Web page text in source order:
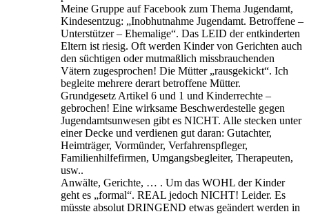
Meine Gruppe auf Facebook zum Thema Jugendamt,
Kindesentzug: „Inobhutnahme Jugendamt. Betroffene –
Unterstützer – Ehemalige“. Das LEID der entkinderten
Eltern ist riesig. Oft werden Kinder von Gerichten auch
den süchtigen oder mutmaßlich missbrauchenden
Vätern zugesprochen! Die Mütter „rausgekickt“. Ich
begleite mehrere derart betroffene Mütter.
Grundgesetz Artikel 6 und 1 und Kinderrechte –
gebrochen! Eine wirksame Beschwerdestelle gegen
Jugendamtsunwesen gibt es NICHT. Alle stecken unter
einer Decke und verdienen gut daran: Gutachter,
Heimträger, Vormünder, Verfahrenspfleger,
Familienhilfefirmen, Umgangsbegleiter, Therapeuten,
usw..
Anwälte, Gerichte, … . Um das WOHL der Kinder
geht es „formal“. REAL jedoch NICHT! Leider. Es
müsste absolut DRINGEND etwas geändert werden in